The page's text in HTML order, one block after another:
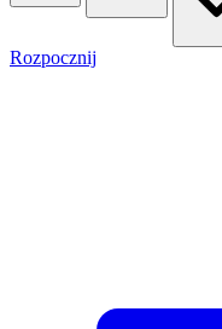
Rozpocznij